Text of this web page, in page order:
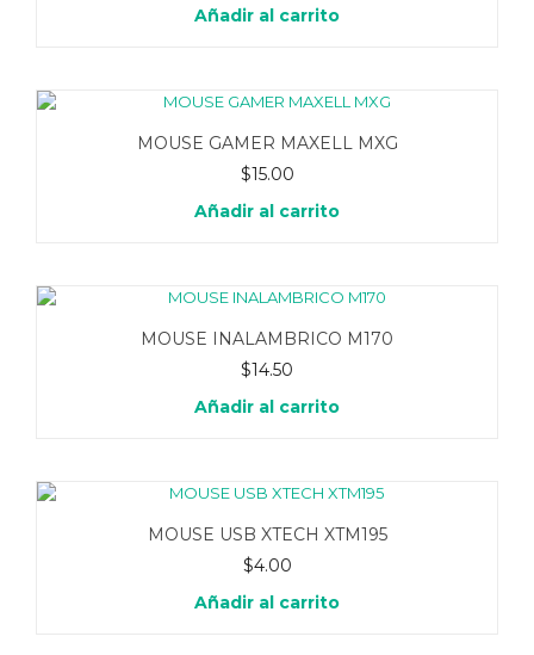
Añadir al carrito
MOUSE GAMER MAXELL MXG
$15.00
Añadir al carrito
MOUSE INALAMBRICO M170
$14.50
Añadir al carrito
MOUSE USB XTECH XTM195
$4.00
Añadir al carrito